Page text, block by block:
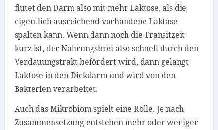
flutet den Darm also mit mehr Laktose, als die
eigentlich ausreichend vorhandene Laktase
spalten kann. Wenn dann noch die Transitzeit
kurz ist, der Nahrungsbrei also schnell durch den
Verdauungstrakt befördert wird, dann gelangt
Laktose in den Dickdarm und wird von den
Bakterien verarbeitet.
Auch das Mikrobiom spielt eine Rolle. Je nach
Zusammensetzung entstehen mehr oder weniger